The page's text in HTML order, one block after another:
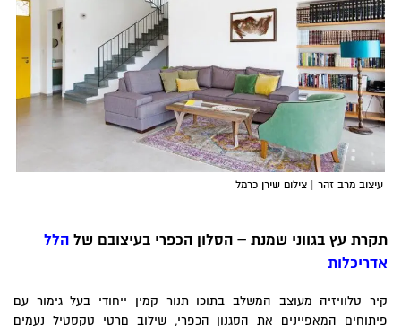
עיצובמרב זהר| צילום שירן כרמל
עץ בגווני שמנת – הסלון הכפרי בעיצובם שלהלל
טלוויזיה מעוצב המשלב בתוכו תנור קמין ייחודי בעל גימור עם
המאפיינים את הסגנון הכפרי, שילוב םרטי טקסטיל נעמים